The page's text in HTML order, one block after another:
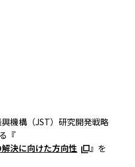
機構（JST）研究開発戦略
『
決に向けた方向性
』を